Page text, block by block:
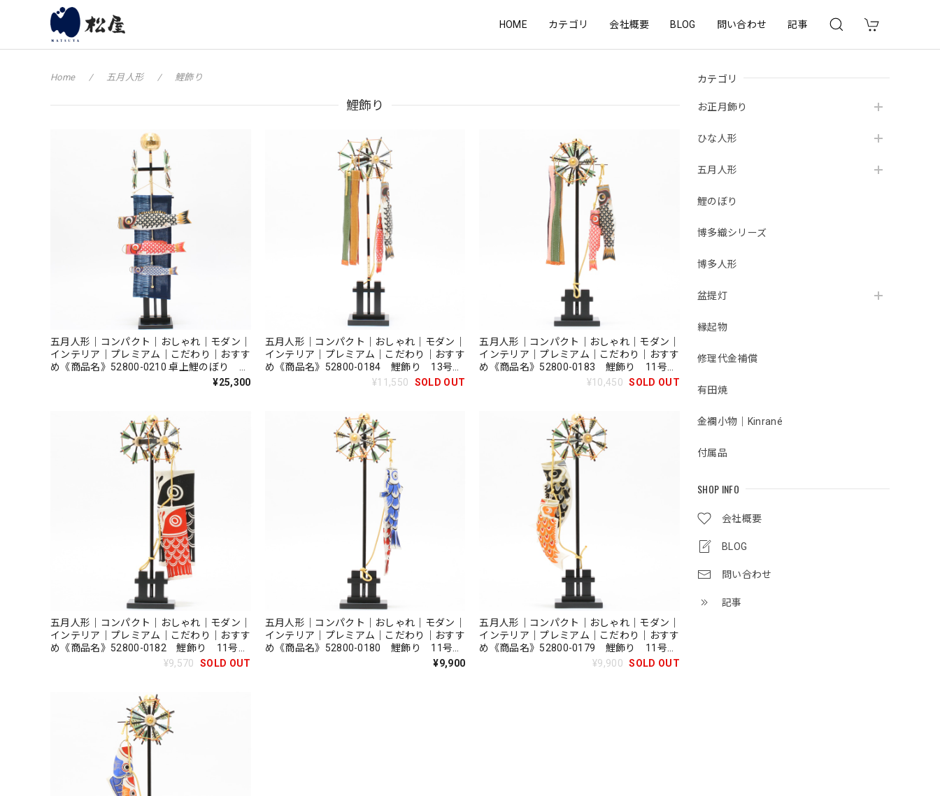
HOME カテゴリ 会社概要 BLOG 問い合わせ 記事
カテゴリ
お正月飾り
ひな人形
五月人形
鯉のぼり
博多織シリーズ
博多人形
盆提灯
縁起物
修理代金補償
有田焼
金襴小物｜Kinrané
付属品
SHOP INFO
会社概要
BLOG
問い合わせ
記事
Home 五月人形 鯉飾り
鯉飾り
五月人形｜コンパクト｜おしゃれ｜モダン｜
インテリア｜プレミアム｜こだわり｜おすす
め《商品名》52800-0210 卓上鯉のぼり 天
¥25,300
五月人形｜コンパクト｜おしゃれ｜モダン｜
インテリア｜プレミアム｜こだわり｜おすす
め《商品名》52800-0184 鯉飾り 13号天
¥11,550 SOLD OUT
五月人形｜コンパクト｜おしゃれ｜モダン｜
インテリア｜プレミアム｜こだわり｜おすす
め《商品名》52800-0183 鯉飾り 11号
¥10,450 SOLD OUT
五月人形｜コンパクト｜おしゃれ｜モダン｜
インテリア｜プレミアム｜こだわり｜おすす
め《商品名》52800-0182 鯉飾り 11号
¥9,570 SOLD OUT
五月人形｜コンパクト｜おしゃれ｜モダン｜
インテリア｜プレミアム｜こだわり｜おすす
め《商品名》52800-0180 鯉飾り 11号
¥9,900
五月人形｜コンパクト｜おしゃれ｜モダン｜
インテリア｜プレミアム｜こだわり｜おすす
め《商品名》52800-0179 鯉飾り 11号
¥9,900 SOLD OUT